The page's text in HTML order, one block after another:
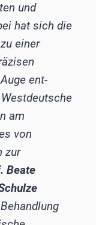
und
hat sich die
einer
ent­
am
von
zur
Beate